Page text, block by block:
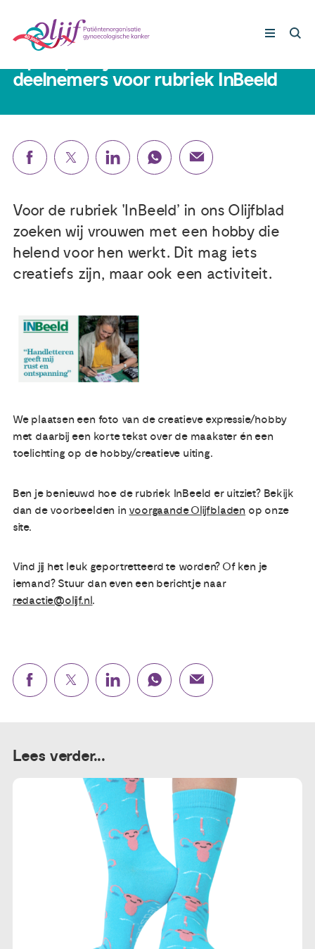
Nieuws
Publicaties
Over ons
Lotgenoten
Leven met/na kanker
Steun ons
31 maart 2021
deelnemers voor rubriek InBeeld
Voor de rubriek 'InBeeld’ in ons Olijfblad
zoeken wij vrouwen met een hobby die
helend voor hen werkt. Dit mag iets
creatiefs zijn, maar ook een activiteit.
We plaatsen een foto van de creatieve expressie/hobby
met daarbij een korte tekst over de maakster én een
toelichting op de hobby/creatieve uiting.
Ben je benieuwd hoe de rubriek InBeeld er uitziet? Bekijk
dan de voorbeelden in voorgaande Olijfbladen op onze
site.
Vind jij het leuk geportretteerd te worden? Of ken je
iemand? Stuur dan even een berichtje naar
redactie@olijf.nl.
Lees verder...